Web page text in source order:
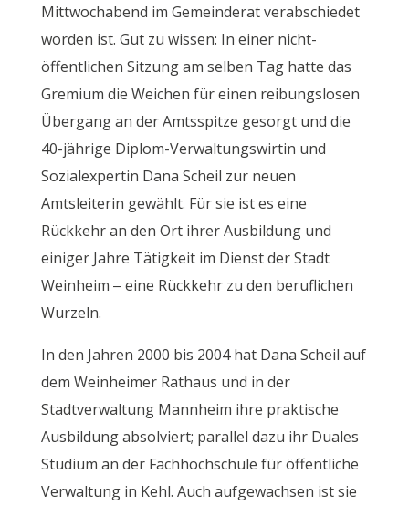
Mittwochabend im Gemeinderat verabschiedet
worden ist. Gut zu wissen: In einer nicht-
öffentlichen Sitzung am selben Tag hatte das
Gremium die Weichen für einen reibungslosen
Übergang an der Amtsspitze gesorgt und die
40-jährige Diplom-Verwaltungswirtin und
Sozialexpertin Dana Scheil zur neuen
Amtsleiterin gewählt. Für sie ist es eine
Rückkehr an den Ort ihrer Ausbildung und
einiger Jahre Tätigkeit im Dienst der Stadt
Weinheim – eine Rückkehr zu den beruflichen
Wurzeln.
In den Jahren 2000 bis 2004 hat Dana Scheil auf
dem Weinheimer Rathaus und in der
Stadtverwaltung Mannheim ihre praktische
Ausbildung absolviert; parallel dazu ihr Duales
Studium an der Fachhochschule für öffentliche
Verwaltung in Kehl. Auch aufgewachsen ist sie